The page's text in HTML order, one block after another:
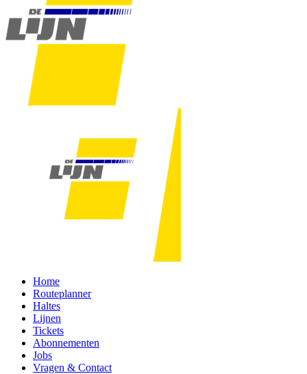
Home
Routeplanner
Haltes
Lijnen
Tickets
Abonnementen
Jobs
Vragen & Contact